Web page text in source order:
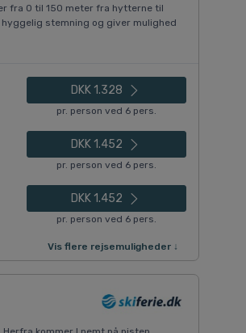
fra 0 til 150 meter fra hytterne til
stemning og giver mulighed
DKK 1.328
pr. person ved 6 pers.
DKK 1.452
pr. person ved 6 pers.
DKK 1.452
pr. person ved 6 pers.
Vis flere rejsemuligheder ↓